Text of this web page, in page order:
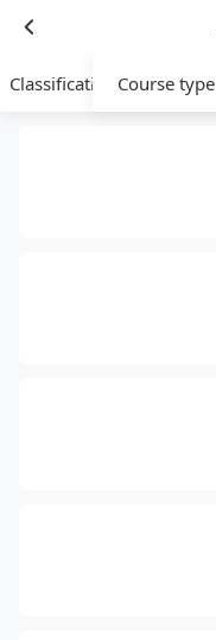
Classification Course type